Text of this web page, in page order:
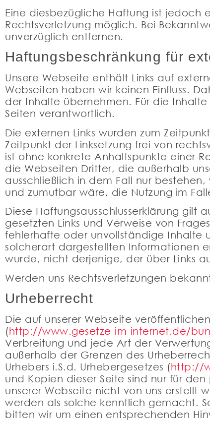
Eine diesbezügliche Haftung ist jedoch
Rechtsverletzung möglich. Bei
unverzüglich entfernen.
Haftungsbeschränkung für
Unsere Webseite enthält Links auf
Webseiten haben wir keinen Einfluss.
der Inhalte übernehmen. Für die
Seiten verantwortlich.
Die externen Links wurden zum
Zeitpunkt der Linksetzung frei von
ist ohne konkrete Anhaltspunkte einer
die Webseiten Dritter, die außerhalb
ausschließlich in dem Fall nur
und zumutbar wäre, die Nutzung im
Diese Haftungsausschlusserklärung gilt
gesetzten Links und Verweise von
fehlerhafte oder unvollständige Inhalte
solcherart dargestellten Informationen
wurde, nicht derjenige, der über Links
Werden uns Rechtsverletzungen
Urheberrecht
Die auf unserer Webseite
(http://www.gesetze-im-internet.de/
Verbreitung und jede Art der
außerhalb der Grenzen des
Urhebers i.S.d. Urhebergesetzes (http://
und Kopien dieser Seite sind nur für
unserer Webseite nicht von uns erstellt
werden als solche kenntlich gemacht.
bitten wir um einen entsprechenden